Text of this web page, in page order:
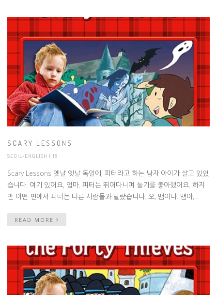
SCARY LESSONS
SEOIL-ENGLISH | 18
Scary Lessons 옛날 옛날 독일에, 피터라고 하는 남자 아이가 살고 있었
습니다. 여기 있어요, 엄마. 피터는 뛰어다니며 놀기를 좋아했어요. 하지
만 어떤 면에서 피터는 다른 사람들과 달랐습니다. 오, 뱀이다. 뱀아,...
READ MORE